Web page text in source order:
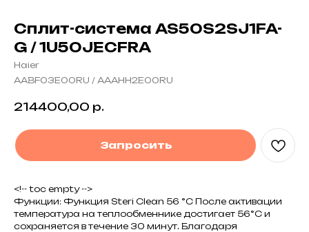
Сплит-система AS50S2SJ1FA-
G / 1U50JECFRA
Haier
AABF03E00RU / AAAHH2E00RU
214400,00 р.
Запросить
<!-- toc empty -->
Функции: Функция Steri Clean 56 °C После активации
температура на теплообменнике достигает 56°C и
сохраняется в течение 30 минут. Благодаря